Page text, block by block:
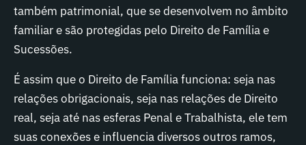
também patrimonial, que se desenvolvem no âmbito
familiar e são protegidas pelo Direito de Família e
Sucessões.
É assim que o Direito de Família funciona: seja nas
relações obrigacionais, seja nas relações de Direito
real, seja até nas esferas Penal e Trabalhista, ele tem
suas conexões e influencia diversos outros ramos,